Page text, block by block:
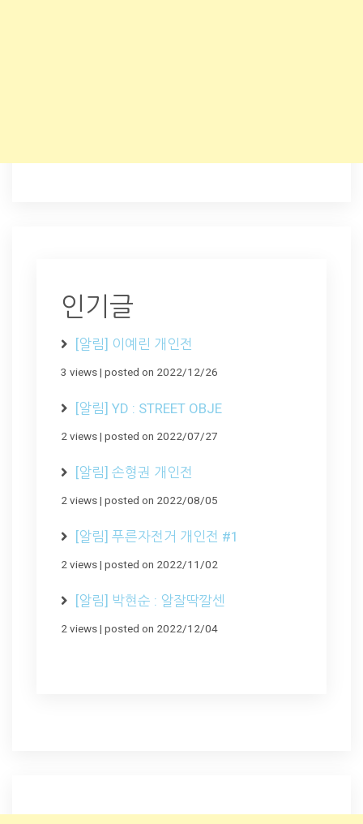
인기글
[알림] 이예린 개인전
3 views| posted on 2022/12/26
[알림] YD : STREET OBJE
2 views| posted on 2022/07/27
[알림] 손형권 개인전
2 views| posted on 2022/08/05
[알림] 푸른자전거 개인전 #1
2 views| posted on 2022/11/02
[알림] 박현순 : 알잘딱깔센
2 views| posted on 2022/12/04